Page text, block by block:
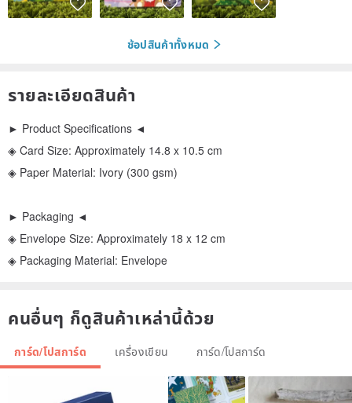
ช้อปสินค้าทั้งหมด
รายละเอียดสินค้า
► Product Specifications ◄
◈ Card Size: Approximately 14.8 x 10.5 cm
◈ Paper Material: Ivory (300 gsm)
► Packaging ◄
◈ Envelope Size: Approximately 18 x 12 cm
◈ Packaging Material: Envelope
คนอื่นๆ ก็ดูสินค้าเหล่านี้ด้วย
การ์ด/โปสการ์ด เครื่องเขียน การ์ด/โปสการ์ด